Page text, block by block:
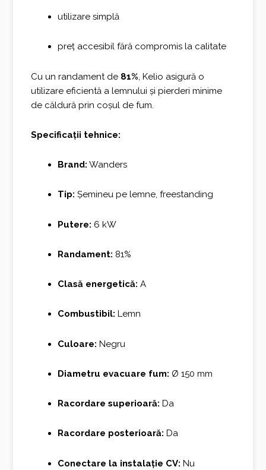
utilizare simplă
preț accesibil fără compromis la calitate
Cu un randament de 81% , Kelio asigură o
utilizare eficientă a lemnului și pierderi minime
de căldură prin coșul de fum.
Specificații tehnice:
Brand: Wanders
Tip: Șemineu pe lemne, freestanding
Putere: 6 kW
Randament: 81%
Clasă energetică: A
Combustibil: Lemn
Culoare: Negru
Diametru evacuare fum: Ø 150 mm
Racordare superioară: Da
Racordare posterioară: Da
Conectare la instalație CV: Nu